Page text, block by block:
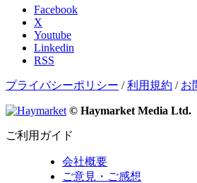
Facebook
X
Youtube
Linkedin
RSS
プライバシーポリシー /利用規約 / お
© Haymarket Media Ltd.
ご利用ガイド
会社概要
ご意見・ご感想